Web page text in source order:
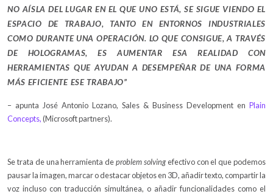
NO AÍSLA DEL LUGAR EN EL QUE UNO ESTÁ, SE SIGUE VIENDO EL
ESPACIO DE TRABAJO, TANTO EN ENTORNOS INDUSTRIALES
COMO DURANTE UNA OPERACIÓN. LO QUE CONSIGUE, A TRAVÉS
DE HOLOGRAMAS, ES AUMENTAR ESA REALIDAD CON
HERRAMIENTAS QUE AYUDAN A DESEMPEÑAR DE UNA FORMA
MÁS EFICIENTE ESE TRABAJO”
– apunta José Antonio Lozano, Sales & Business Development en Plain
Concepts,(Microsoft partners).
Se trata de una herramienta deproblem solvingefectivo con el que podemos
pausar la imagen, marcar o destacar objetos en 3D, añadir texto, compartir la
voz incluso con traducción simultánea, o añadir funcionalidades como el